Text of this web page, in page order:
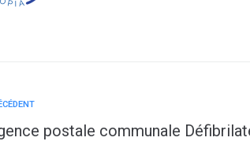
postale communale